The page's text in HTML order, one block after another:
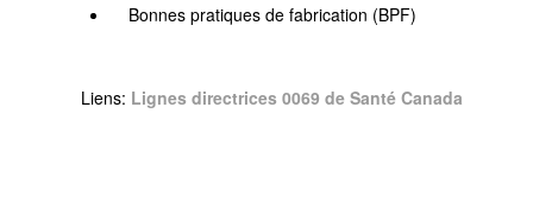
Bonnes pratiques de fabrication (BPF)
Liens: Lignes directrices 0069 de Santé Canada